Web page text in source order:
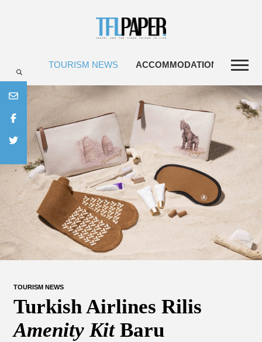
TOURISM NEWS ACCOMMODATIONS
TOURISM NEWS
Turkish Airlines Rilis
Amenity KitBaru